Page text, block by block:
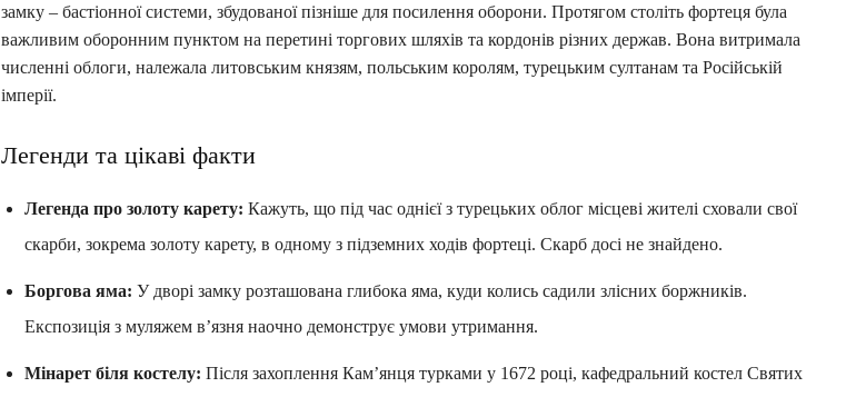
замку – бастіонної системи, збудованої пізніше для посилення оборони. Протягом століть фортеця була
важливим оборонним пунктом на перетині торгових шляхів та кордонів різних держав. Вона витримала
численні облоги, належала литовським князям, польським королям, турецьким султанам та Російській
імперії.
Легенди та цікаві факти
Легенда про золоту карету: Кажуть, що під час однієї з турецьких облог місцеві жителі сховали свої
скарби, зокрема золоту карету, в одному з підземних ходів фортеці. Скарб досі не знайдено.
Боргова яма: У дворі замку розташована глибока яма, куди колись садили злісних боржників.
Експозиція з муляжем в’язня наочно демонструє умови утримання.
Мінарет біля костелу: Після захоплення Кам’янця турками у 1672 році, кафедральний костел Святих